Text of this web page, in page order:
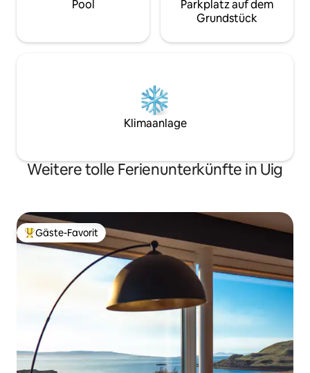
Pool
Parkplatz auf dem
Grundstück
Klimaanlage
Weitere tolle Ferienunterkünfte in Uig
Beliebter Gäste-Favorit.
Gäste-Favorit